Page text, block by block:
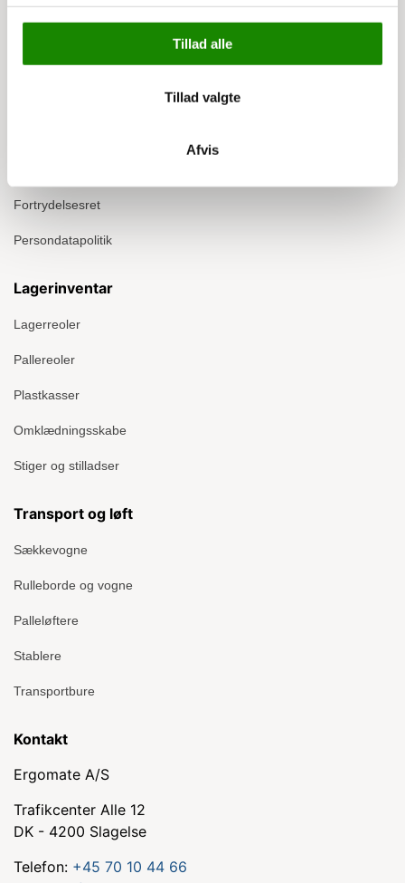
Tillad alle
Tillad valgte
Afvis
Info
Om Ergomate
Fortrydelsesret
Persondatapolitik
Lagerinventar
Lagerreoler
Pallereoler
Plastkasser
Omklædningsskabe
Stiger og stilladser
Transport og løft
Sækkevogne
Rulleborde og vogne
Palleløftere
Stablere
Transportbure
Kontakt
Ergomate A/S
Trafikcenter Alle 12
DK - 4200 Slagelse
Telefon: +45 70 10 44 66